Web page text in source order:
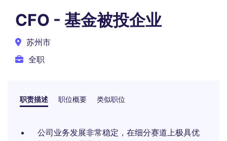
CFO - 基金被投企业
苏州市
全职
职责描述 职位概要 类似职位
公司业务发展非常稳定，在细分赛道上极具优